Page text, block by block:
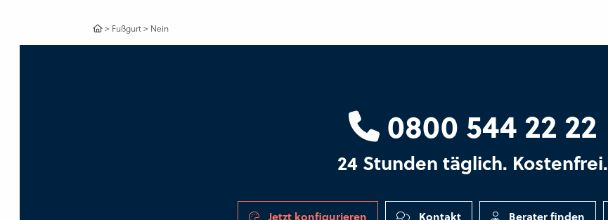
> Fußgurt> Nein
0800 544 22 22
24 Stunden täglich. Kostenfrei.
Jetzt konfigurieren Kontakt Berater finden